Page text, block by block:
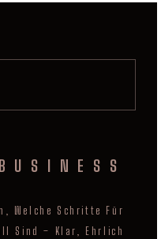
Welche Schritte Für
Sind – Klar, Ehrlich